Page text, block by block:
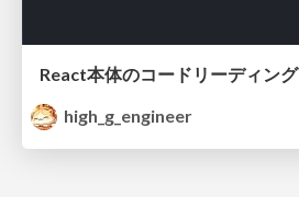
React本体のコードリーディング
high_g_engineer